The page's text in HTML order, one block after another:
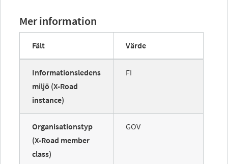
Mer information
Fält Värde
Informationsledens
miljö (X-Road
instance)
FI
Organisationstyp
(X-Road member
class)
GOV